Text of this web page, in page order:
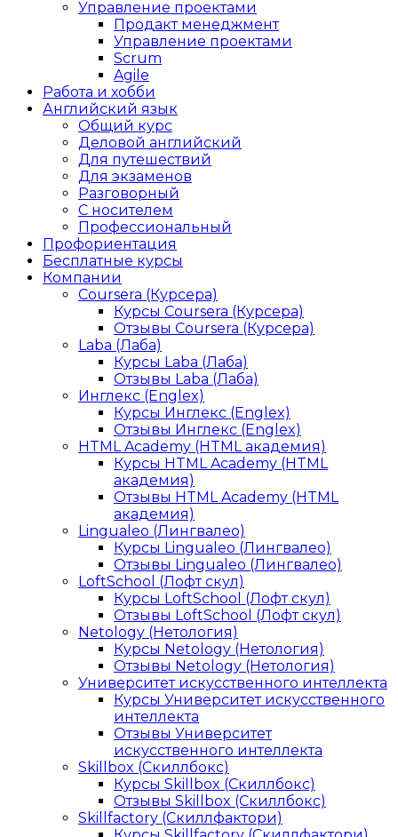
Управление проектами
Продакт менеджмент
Управление проектами
Scrum
Agile
Работа и хобби
Английский язык
Общий курс
Деловой английский
Для путешествий
Для экзаменов
Разговорный
С носителем
Профессиональный
Профориентация
Бесплатные курсы
Компании
Coursera (Курсера)
Курсы Coursera (Курсера)
Отзывы Coursera (Курсера)
Laba (Лаба)
Курсы Laba (Лаба)
Отзывы Laba (Лаба)
Инглекс (Englex)
Курсы Инглекс (Englex)
Отзывы Инглекс (Englex)
HTML Academy (HTML академия)
Курсы HTML Academy (HTML
академия)
Отзывы HTML Academy (HTML
академия)
Lingualeo (Лингвалео)
Курсы Lingualeo (Лингвалео)
Отзывы Lingualeo (Лингвалео)
LoftSchool (Лофт скул)
Курсы LoftSchool (Лофт скул)
Отзывы LoftSchool (Лофт скул)
Netology (Нетология)
Курсы Netology (Нетология)
Отзывы Netology (Нетология)
Университет искусственного интеллекта
Курсы Университет искусственного
интеллекта
Отзывы Университет
искусственного интеллекта
Skillbox (Скиллбокс)
Курсы Skillbox (Скиллбокс)
Отзывы Skillbox (Скиллбокс)
Skillfactory (Скиллфактори)